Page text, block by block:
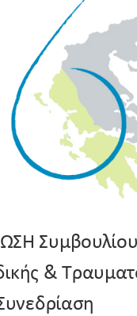
Συμβουλίου
&